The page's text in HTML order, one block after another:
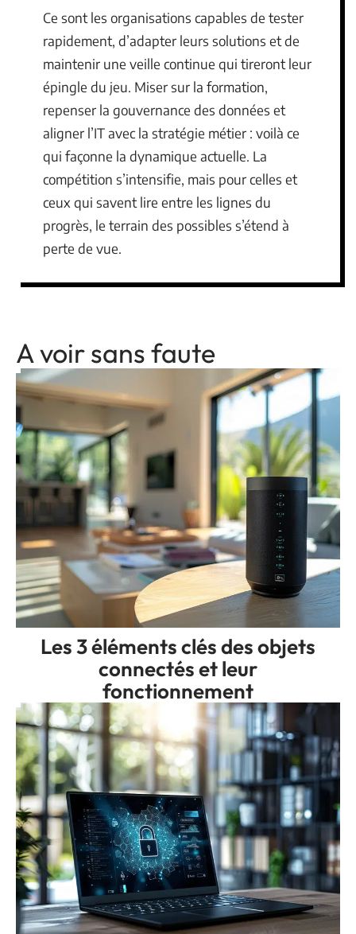
Ce sont les organisations capables de tester
rapidement, d’adapter leurs solutions et de
maintenir une veille continue qui tireront leur
épingle du jeu. Miser sur la formation,
repenser la gouvernance des données et
aligner l’IT avec la stratégie métier : voilà ce
qui façonne la dynamique actuelle. La
compétition s’intensifie, mais pour celles et
ceux qui savent lire entre les lignes du
progrès, le terrain des possibles s’étend à
perte de vue.
A voir sans faute
Les 3 éléments clés des objets
connectés et leur
fonctionnement